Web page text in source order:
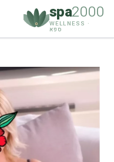
spa2000
WELLNESS ·
ספא
content